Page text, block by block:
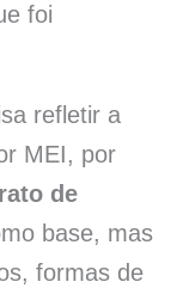
foi
refletir a
MEI, por
de
base, mas
formas de